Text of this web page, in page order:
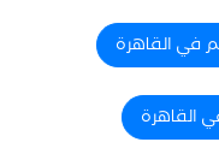
في القاهرة
القاهرة